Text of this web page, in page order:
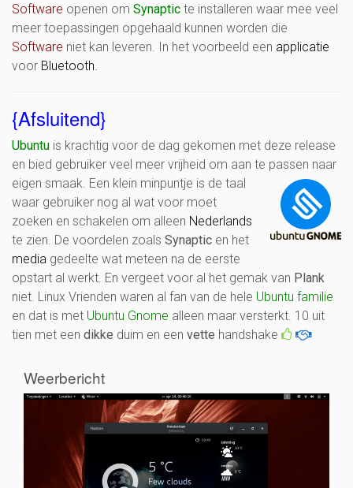
Software openen om Synaptic te installeren waar mee veel
meer toepassingen opgehaald kunnen worden die
Software niet kan leveren. In het voorbeeld een applicatie
voor Bluetooth.
{Afsluitend}
Ubuntu is krachtig voor de dag gekomen met deze release
en bied gebruiker veel meer vrijheid om aan te passen naar
eigen smaak. Een klein minpuntje is de taal
waar gebruiker nog al wat voor moet
zoeken en schakelen om alleen Nederlands
te zien. De voordelen zoals Synaptic en het
media gedeelte wat meteen na de eerste
opstart al werkt. En vergeet voor al het gemak van Plank
niet. Linux Vrienden waren al fan van de hele Ubuntu familie
en dat is met Ubuntu Gnome alleen maar versterkt. 10 uit
tien met een dikke duim en een vette handshake
Weerbericht